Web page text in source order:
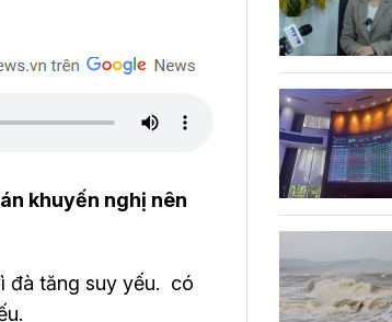
khuyến nghị nên
đà tăng suy yếu. có